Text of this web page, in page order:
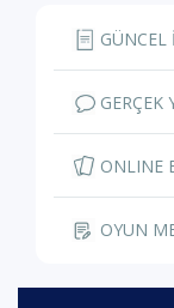
GÜNCEL
ONLINE
OYUN